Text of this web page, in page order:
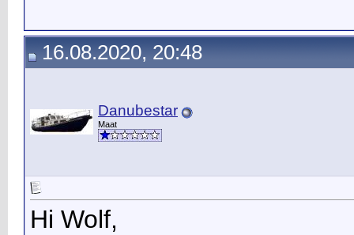
16.08.2020, 20:48
Danubestar
Maat
Hi Wolf,